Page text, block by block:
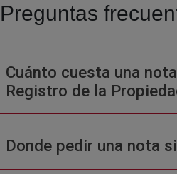
Preguntas
Cuánto cuesta una
Registro de la
Donde pedir una nota